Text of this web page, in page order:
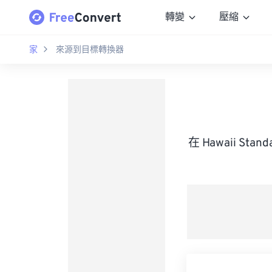
轉變 壓縮
家 來源到目標轉換器
在 Hawaii